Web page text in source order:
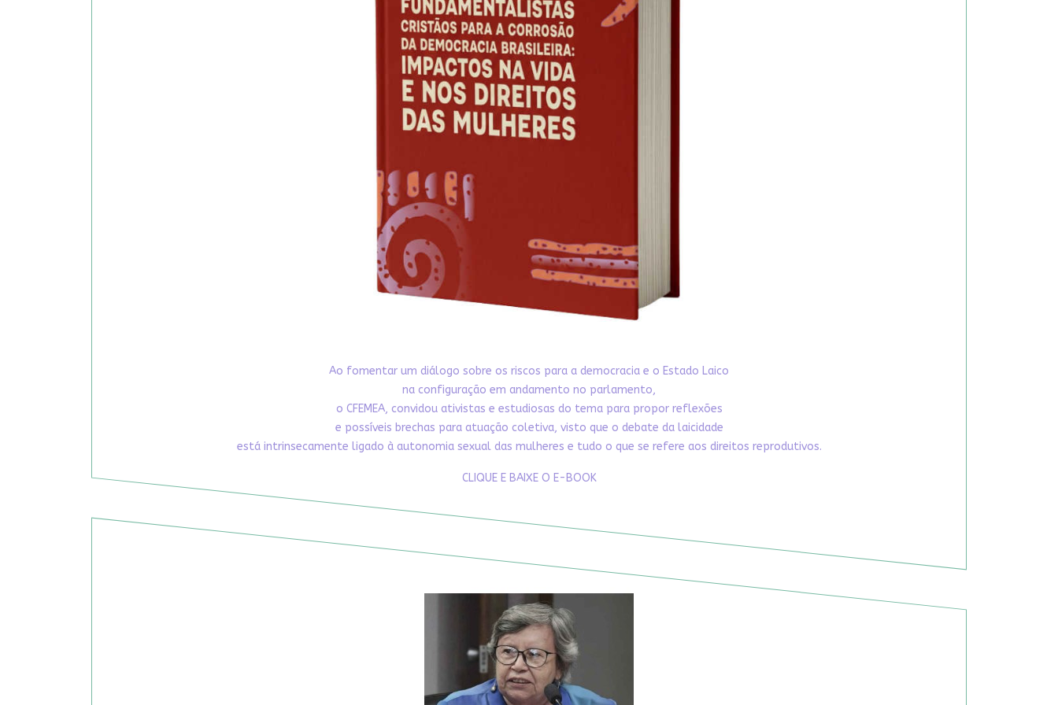
Ao fomentar um diálogo sobre os riscos para a democracia e o Estado Laico
na configuração em andamento no parlamento,
o CFEMEA, convidou ativistas e estudiosas do tema para propor reflexões
e possíveis brechas para atuação coletiva, visto que o debate da laicidade
está intrinsecamente ligado à autonomia sexual das mulheres e tudo o que se refere aos direitos reprodutivos.
CLIQUE E BAIXE O E-BOOK